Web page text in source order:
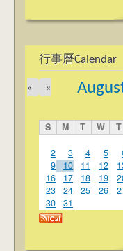
行事曆Calendar
«
»
S M T W T
2
3 4 5
9
10 11 12
16
17 18 19
23
24 25 26
30
31